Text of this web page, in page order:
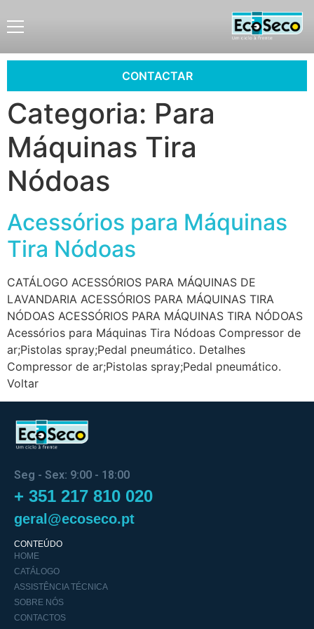
CONTACTAR
Categoria: Para
Máquinas Tira
Nódoas
Acessórios para Máquinas
Tira Nódoas
CATÁLOGO ACESSÓRIOS PARA MÁQUINAS DE
LAVANDARIA ACESSÓRIOS PARA MÁQUINAS TIRA
NÓDOAS ACESSÓRIOS PARA MÁQUINAS TIRA NÓDOAS
Acessórios para Máquinas Tira Nódoas Compressor de
ar;Pistolas spray;Pedal pneumático. Detalhes
Compressor de ar;Pistolas spray;Pedal pneumático.
Voltar
Seg - Sex: 9:00 - 18:00
+ 351 217 810 020
geral@ecoseco.pt
CONTEÚDO
HOME
CATÁLOGO
ASSISTÊNCIA TÉCNICA
SOBRE NÓS
CONTACTOS